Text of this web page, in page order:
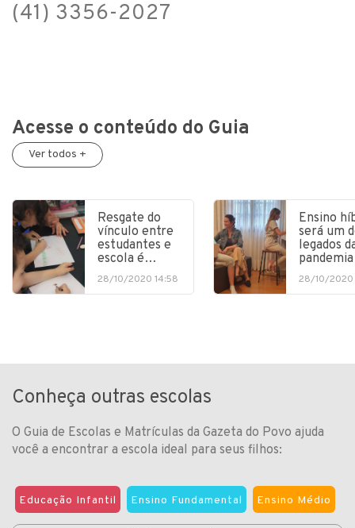
(41) 3356-2027
Acesse o conteúdo do Guia
Ver todos +
Resgate do
vínculo entre
estudantes e
escola é…
28/10/2020 14:58
Ensino
será um
legados
pandemia
28/10/2020
Conheça outras escolas
O Guia de Escolas e Matrículas da Gazeta do Povo ajuda
você a encontrar a escola ideal para seus filhos:
Educação Infantil Ensino Fundamental Ensino Médio